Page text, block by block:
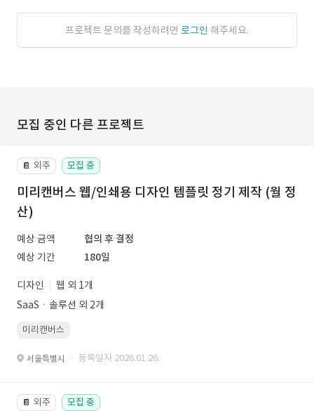
프로젝트 문의를 작성하려면 로그인 해주세요.
모집 중인 다른 프로젝트
📔 외주 모집 중
미리캔버스 웹/인쇄용 디자인 템플릿 정기 제작 (월 정
산)
예상 금액
협의 후 결정
예상 기간
180일
디자인
웹 외 1개
SaaSㆍ솔루션 외 2개
미리캔버스
서울특별시 · 등록일자 2026.01.26.
📔 외주 모집 중